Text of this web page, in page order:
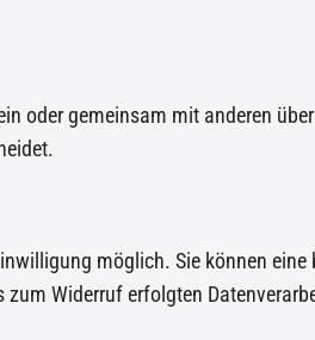
oder gemeinsam mit anderen
möglich. Sie können
Widerruf erfolgten